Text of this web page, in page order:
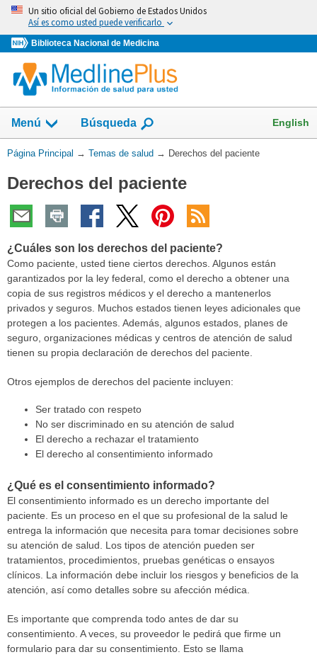
Omita
vaya
al
Contenido
Un sitio oficial del Gobierno de Estados Unidos
Así es como usted puede verificarlo
Biblioteca Nacional de Medicina
Menú
Mostrar
campo
de
Búsqueda English
Usted
aquí:
Página Principal → Temas de salud → Derechos del paciente
Derechos del paciente
¿Cuáles son los derechos del paciente?
Como paciente, usted tiene ciertos derechos. Algunos están
garantizados por la ley federal, como el derecho a obtener una
copia de sus registros médicos y el derecho a mantenerlos
privados y seguros. Muchos estados tienen leyes adicionales que
protegen a los pacientes. Además, algunos estados, planes de
seguro, organizaciones médicas y centros de atención de salud
tienen su propia declaración de derechos del paciente.
Otros ejemplos de derechos del paciente incluyen:
Ser tratado con respeto
No ser discriminado en su atención de salud
El derecho a rechazar el tratamiento
El derecho al consentimiento informado
¿Qué es el consentimiento informado?
El consentimiento informado es un derecho importante del
paciente. Es un proceso en el que su profesional de la salud le
entrega la información que necesita para tomar decisiones sobre
su atención de salud. Los tipos de atención pueden ser
tratamientos, procedimientos, pruebas genéticas o ensayos
clínicos. La información debe incluir los riesgos y beneficios de la
atención, así como detalles sobre su afección médica.
Es importante que comprenda todo antes de dar su
consentimiento. A veces, su proveedor le pedirá que firme un
formulario para dar su consentimiento. Esto se llama